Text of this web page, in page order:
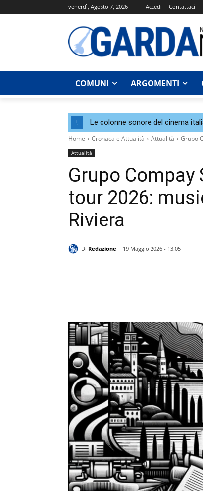
venerdì, Agosto 7, 2026 Accedi Contattaci
COMUNI ARGOMENTI
! Le colonne sonore del cinema
Home Cronaca e Attualità Attualità Grupo
Attualità
Grupo Compay
tour 2026:
Riviera
Di Redazione
19 Maggio 2026 - 13.05